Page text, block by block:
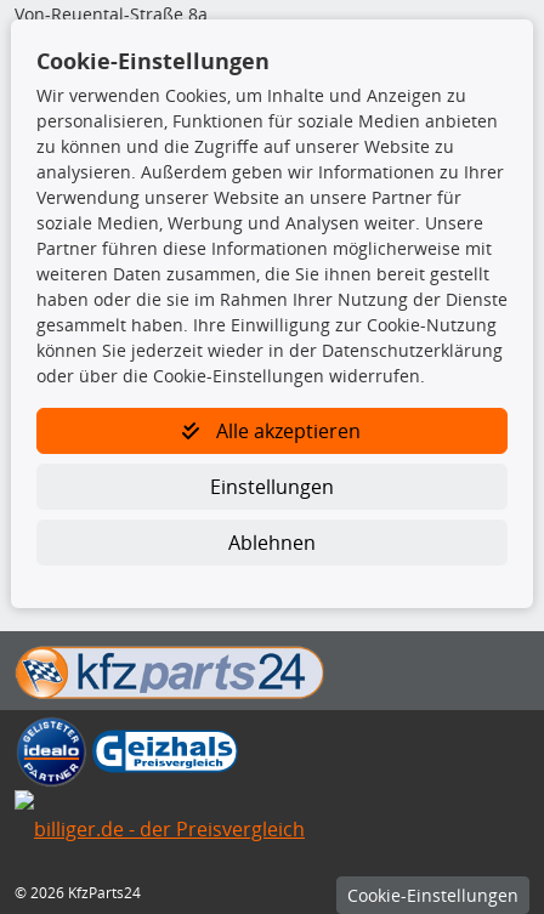
Von-Reuental-Straße 8a
+49 (0) 8165 / 948 77 24
shop@kfzparts24.de
Top Produkte
Dachboxen
Dachgrundträger
Ersatzteile
Fahrradträger
Motoröle
Pflege- & Wartungsmittel
Schneeketten
TecDoc Inside
vorherige Zustimmung von TecDoc zu vervielfältigen, zu verbreiten
und/oder diese Handlungen durch Dritte ausführen zu lassen. Ein
Zuwiderhandeln stellt eine Urheberrechtsverletzung dar und wird verfolgt.
Bitte prüfen Sie, ob das über unseren Onlineshop identifizierte Ersatzteil
auch tatsächlich dem gesuchten Ersatzteil entspricht.
Gegebenenfalls sind ergänzende Informationen notwendig, um
sicherzustellen, dass das gewählte Ersatzteil auch in das gewünschte
Kraftfahrzeug passt.
Für Fragen stehen wir Ihnen gerne zur Verfügung.
© 2026 KfzParts24
Cookie-Einstellungen
Cookie-Einstellungen
Wir verwenden Cookies, um Inhalte und Anzeigen zu
personalisieren, Funktionen für soziale Medien anbieten
zu können und die Zugriffe auf unserer Website zu
analysieren. Außerdem geben wir Informationen zu Ihrer
Verwendung unserer Website an unsere Partner für
soziale Medien, Werbung und Analysen weiter. Unsere
Partner führen diese Informationen möglicherweise mit
weiteren Daten zusammen, die Sie ihnen bereit gestellt
haben oder die sie im Rahmen Ihrer Nutzung der Dienste
gesammelt haben. Ihre Einwilligung zur Cookie-Nutzung
können Sie jederzeit wieder in der Datenschutzerklärung
oder über die Cookie-Einstellungen widerrufen.
Alle akzeptieren
Einstellungen
Ablehnen